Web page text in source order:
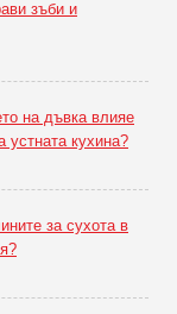
зъби и
на дъвка влияе
устната кухина?
за сухота в